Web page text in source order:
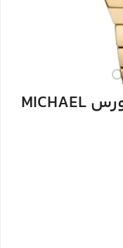
ساعت مچی زنانه مایکل کورس MICHAEL